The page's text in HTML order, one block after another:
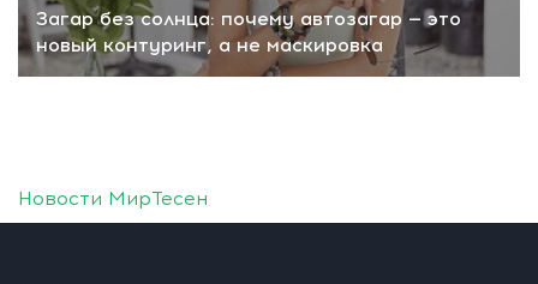
Загар без солнца: почему автозагар — это
новый контуринг, а не маскировка
Новости МирТесен